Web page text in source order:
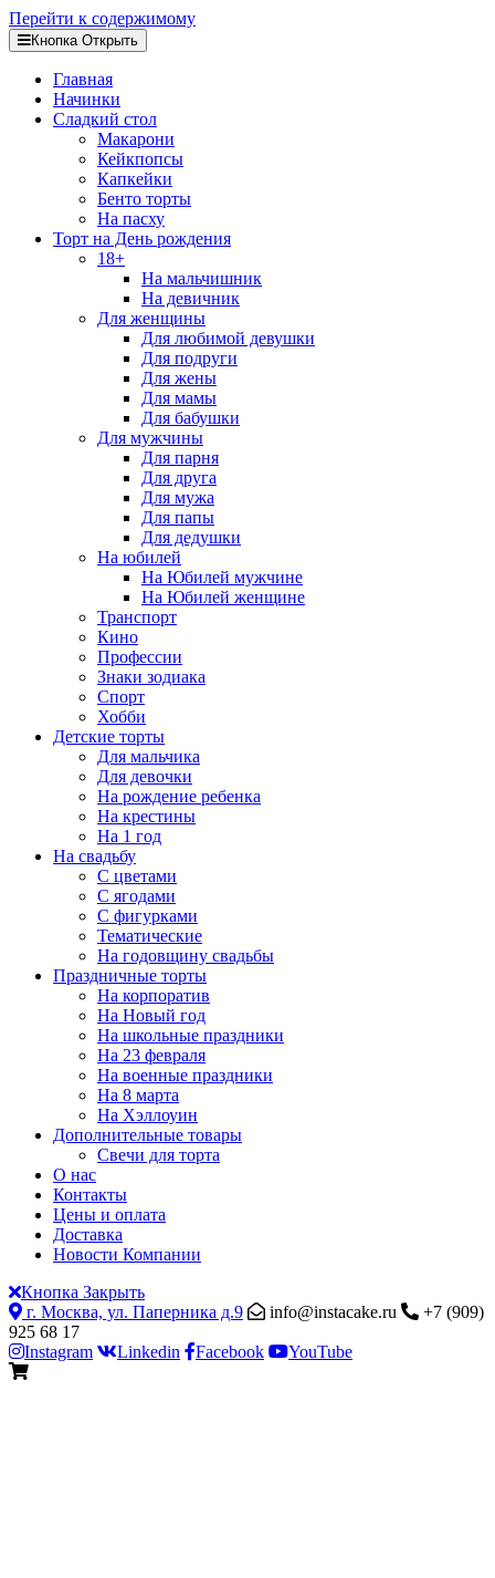
Перейти к содержимому
Кнопка Открыть
Главная
Начинки
Сладкий стол
Макарони
Кейкпопсы
Капкейки
Бенто торты
На пасху
Торт на День рождения
18+
На мальчишник
На девичник
Для женщины
Для любимой девушки
Для подруги
Для жены
Для мамы
Для бабушки
Для мужчины
Для парня
Для друга
Для мужа
Для папы
Для дедушки
На юбилей
На Юбилей мужчине
На Юбилей женщине
Транспорт
Кино
Профессии
Знаки зодиака
Спорт
Хобби
Детские торты
Для мальчика
Для девочки
На рождение ребенка
На крестины
На 1 год
На свадьбу
С цветами
С ягодами
С фигурками
Тематические
На годовщину свадьбы
Праздничные торты
На корпоратив
На Новый год
На школьные праздники
На 23 февраля
На военные праздники
На 8 марта
На Хэллоуин
Дополнительные товары
Свечи для торта
О нас
Контакты
Цены и оплата
Доставка
Новости Компании
Кнопка Закрыть
г. Москва, ул. Паперника д.9
info@instacake.ru
+7 (909)
925 68 17
Instagram
Linkedin Facebook YouTube